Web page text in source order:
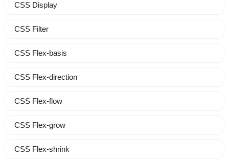
CSS Display
CSS Filter
CSS Flex-basis
CSS Flex-direction
CSS Flex-flow
CSS Flex-grow
CSS Flex-shrink